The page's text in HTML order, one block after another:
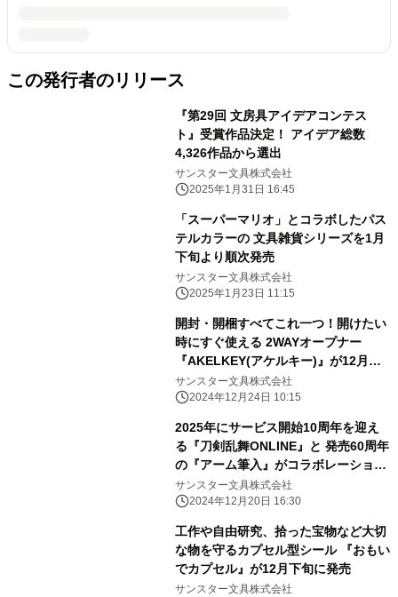
この発行者のリリース
『第29回 文房具アイデアコンテス
ト』受賞作品決定！ アイデア総数
4,326作品から選出
サンスター文具株式会社
2025年1月31日 16:45
「スーパーマリオ」とコラボしたパス
テルカラーの 文具雑貨シリーズを1月
下旬より順次発売
サンスター文具株式会社
2025年1月23日 11:15
開封・開梱すべてこれ一つ！開けたい
時にすぐ使える 2WAYオープナー
『AKELKEY(アケルキー)』が12月下
旬に発売
サンスター文具株式会社
2024年12月24日 10:15
2025年にサービス開始10周年を迎え
る『刀剣乱舞ONLINE』と 発売60周年
の『アーム筆入』がコラボレーショ
ン！ 文具雑貨シリーズを「大本丸博
2025」にて先行販売！
サンスター文具株式会社
2024年12月20日 16:30
工作や自由研究、拾った宝物など大切
な物を守るカプセル型シール 『おもい
でカプセル』が12月下旬に発売
サンスター文具株式会社